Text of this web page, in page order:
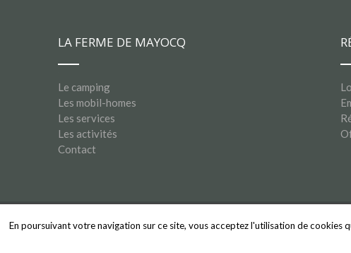
LA FERME DE MAYOCQ
Le camping
Les mobil-homes
Les services
Les activités
Contact
© Copyright 2026 parArkin SARL -Mentions légales
En poursuivant votre navigation sur ce site, vous acceptez l'utilisation de